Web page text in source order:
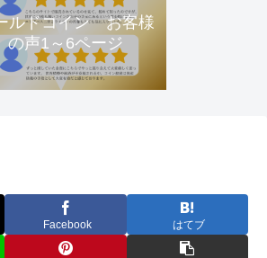
ルドコイン お客様
の声1～6ページ
Facebook はてブ